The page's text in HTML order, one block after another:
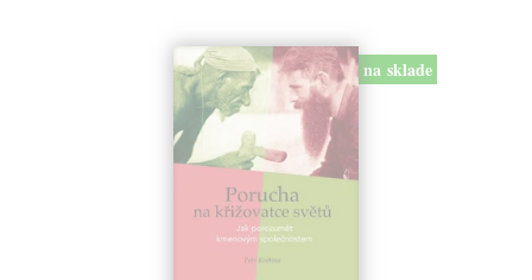
na sklade